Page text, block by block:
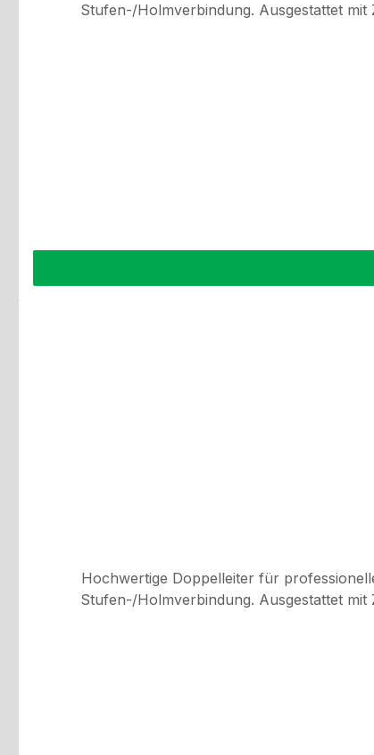
Stufen-/Holmverbindung. Ausgestattet
Hochwertige Doppelleiter für
Stufen-/Holmverbindung. Ausgestattet